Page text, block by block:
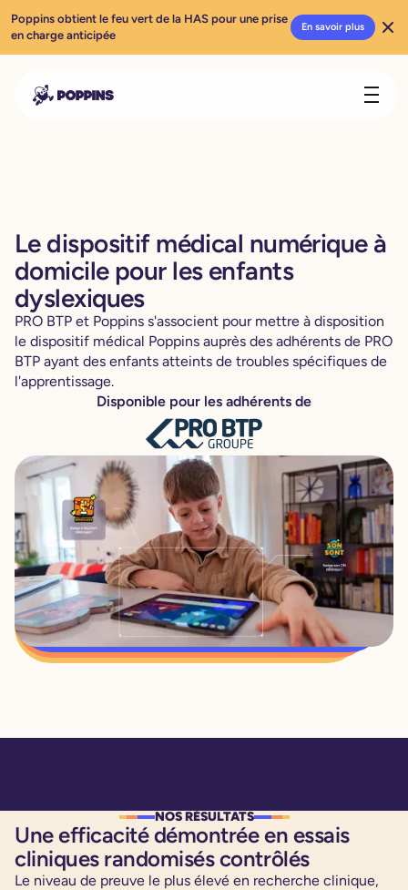
Le dispositif médical numérique à
domicile pour les enfants
dyslexiques
PRO BTP et Poppins s'associent pour mettre à disposition
le dispositif médical Poppins auprès des adhérents de PRO
BTP ayant des enfants atteints de troubles spécifiques de
l'apprentissage.
Disponible pour les adhérents de
NOS RÉSULTATS
Une efficacité démontrée en essais
cliniques randomisés contrôlés
Le niveau de preuve le plus élevé en recherche clinique,
Poppins obtient le feu vert de la HAS pour une prise
en charge anticipée
En savoir plus